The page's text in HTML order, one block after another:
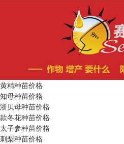
黄精种苗价格
知母种苗价格
浙贝母种苗价格
款冬花种苗价格
太子参种苗价格
刺梨种苗价格